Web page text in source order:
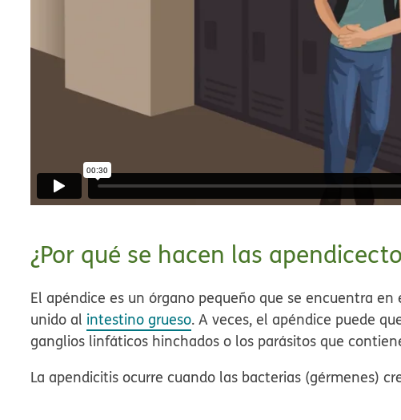
¿Por qué se hacen las
El apéndice es un órgano pequeño que se encuentra
unido al intestino grueso. A veces, el apéndice puede
ganglios linfáticos hinchados o los parásitos que
La apendicitis ocurre cuando las bacterias (gérmenes)